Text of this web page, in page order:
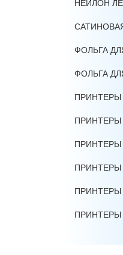
НЕЙЛОН
ФОЛЬГА
ФОЛЬГА
ПРИНТЕРЫ
ПРИНТЕРЫ
ПРИНТЕРЫ
ПРИНТЕРЫ
ПРИНТЕРЫ
ПРИНТЕРЫ